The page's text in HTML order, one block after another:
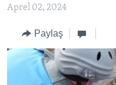
Skip
Search
İSRAIL-HƏMAS
ABŞ SEÇKILƏRI 2024
İRAN AZƏRBAYCANI
VIDEOLAR
MEDIA AZADLIĞI
BAŞ MƏQALƏ
Aprel 02, 2024
Paylaş